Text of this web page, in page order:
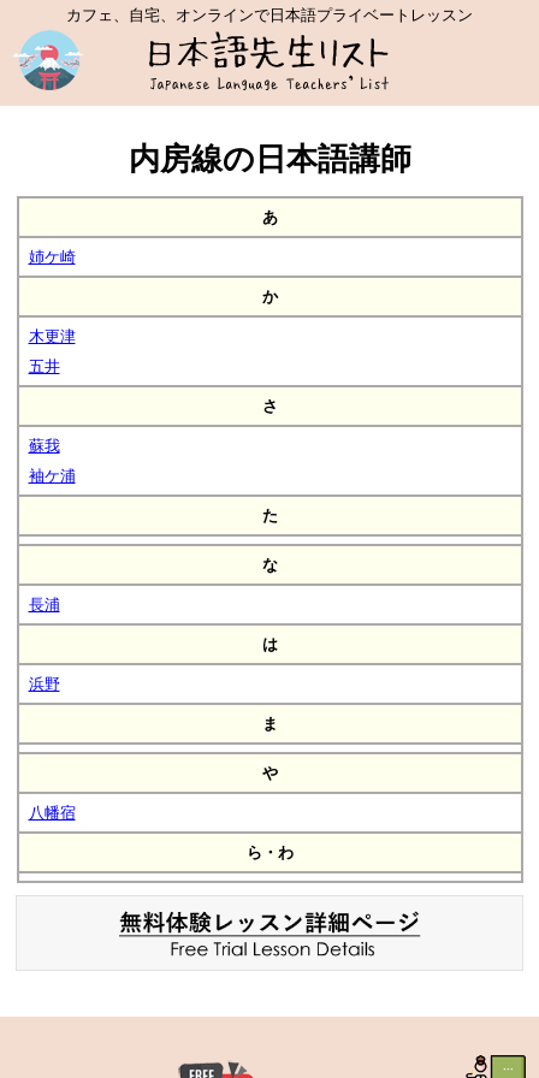
カフェ、自宅、オンラインで日本語プライベートレッスン
内房線の日本語講師
あ
姉ケ崎
か
木更津
五井
さ
蘇我
袖ケ浦
た
な
長浦
は
浜野
ま
や
八幡宿
ら・わ